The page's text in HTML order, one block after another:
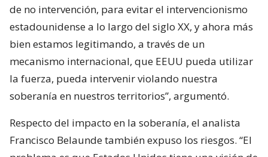
de no intervención, para evitar el intervencionismo
estadounidense a lo largo del siglo XX, y ahora más
bien estamos legitimando, a través de un
mecanismo internacional, que EEUU pueda utilizar
la fuerza, pueda intervenir violando nuestra
soberanía en nuestros territorios”, argumentó.
Respecto del impacto en la soberanía, el analista
Francisco Belaunde también expuso los riesgos. “El